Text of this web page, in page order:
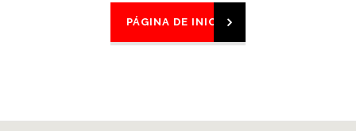
PÁGINA DE INICIO